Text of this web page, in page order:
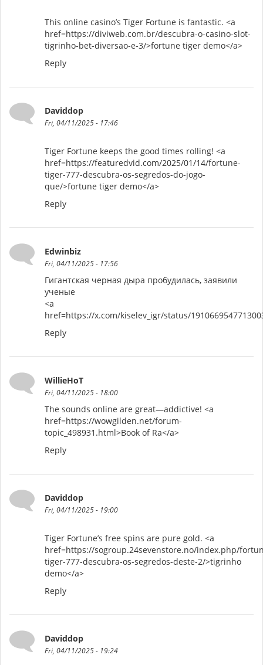
This online casino’s Tiger Fortune is fantastic. <a
href=https://diviweb.com.br/descubra-o-casino-slot-
tigrinho-bet-diversao-e-3/>fortune tiger demo</a>
Reply
Daviddop
Fri, 04/11/2025 - 17:46
Tiger Fortune keeps the good times rolling! <a
href=https://featuredvid.com/2025/01/14/fortune-
tiger-777-descubra-os-segredos-do-jogo-
que/>fortune tiger demo</a>
Reply
Edwinbiz
Fri, 04/11/2025 - 17:56
Гигантская черная дыра пробудилась, заявили
ученые
<a
href=https://x.com/kiselev_igr/status/
Reply
WillieHoT
Fri, 04/11/2025 - 18:00
The sounds online are great—addictive! <a
href=https://wowgilden.net/forum-
topic_498931.html>Book of Ra</a>
Reply
Daviddop
Fri, 04/11/2025 - 19:00
Tiger Fortune’s free spins are pure gold. <a
href=https://sogroup.24sevenstore.no/index.php/
tiger-777-descubra-os-segredos-deste-2/>tigrinho
demo</a>
Reply
Daviddop
Fri, 04/11/2025 - 19:24